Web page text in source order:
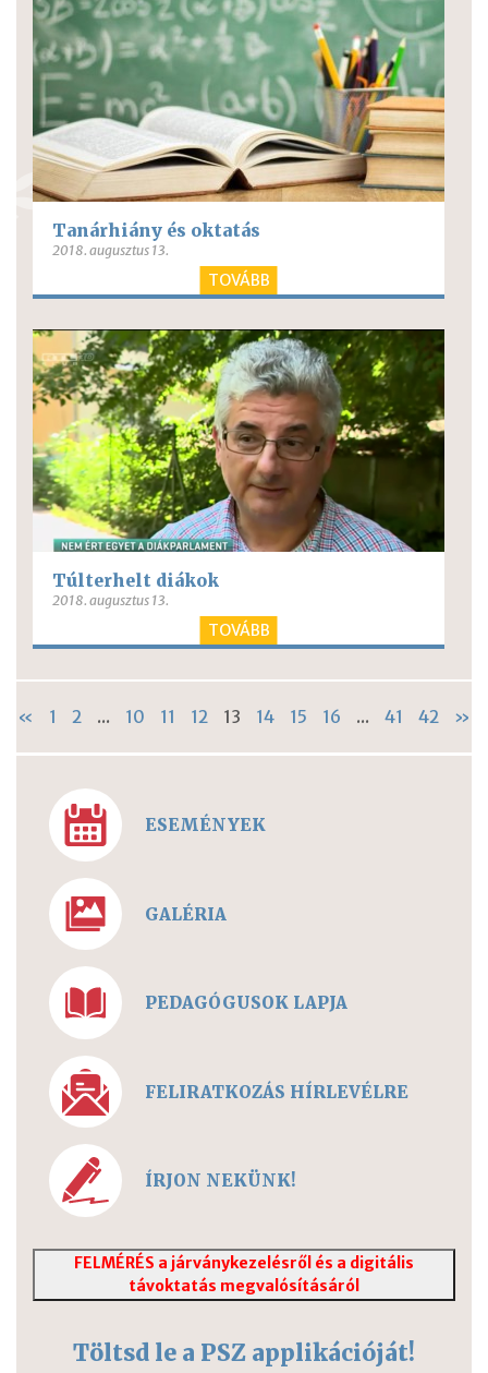
Tanárhiány és oktatás
2018. augusztus 13.
TOVÁBB
Túlterhelt diákok
2018. augusztus 13.
TOVÁBB
« 1 2 ... 10 11 12 13 14 15 16 ... 41 42 »
ESEMÉNYEK
GALÉRIA
PEDAGÓGUSOK LAPJA
FELIRATKOZÁS HÍRLEVÉLRE
ÍRJON NEKÜNK!
FELMÉRÉS a járványkezelésről és a digitális
távoktatás megvalósításáról
Töltsd le a PSZ applikációját!